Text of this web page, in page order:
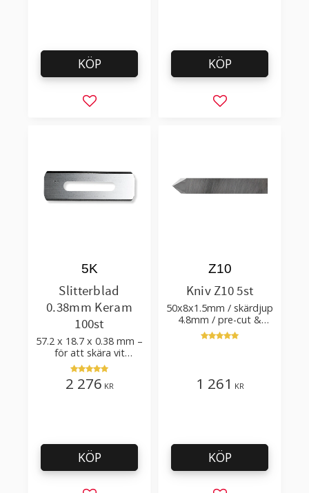
Lägg till i favoriter
KÖP
Lägg till i
KÖP
Slitterblad
0.38mm Keram
100st
57.2 x 18.7 x 0.38 mm –
för att skära vit
plastfilm med tillsatser
5K
2 276 KR
KÖP
Kniv Z10 5st
50x8x1.5mm / skärdjup
4.8mm / pre-cut &
post-cut 0.84xTm /
skärvinkel 50°
Z10
1 261 KR
KÖP